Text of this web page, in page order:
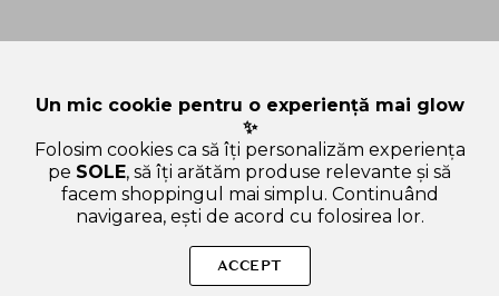
Mask Fit Red Cushion, 37C Almond, 18 gr - Cushion care ofera
acoperire si stralucire de lunga durata, de pana la 72 de ore si
Un mic cookie pentru o experiență mai glow
✨
Folosim cookies ca să îți personalizăm experiența
pe SOLE, să îți arătăm produse relevante și să
facem shoppingul mai simplu. Continuând
navigarea, ești de acord cu folosirea lor.
ACCEPT